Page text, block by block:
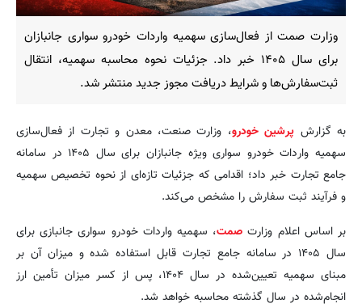
وزارت صمت از فعال‌سازی سهمیه واردات خودرو سواری جانبازان
برای سال ۱۴۰۵ خبر داد. جزئیات نحوه محاسبه سهمیه، انتقال
ثبت‌سفارش‌ها و شرایط دریافت مجوز جدید منتشر شد.
به گزارش پرشین خودرو، وزارت صنعت، معدن و تجارت از فعال‌سازی
سهمیه واردات خودرو سواری ویژه جانبازان برای سال ۱۴۰۵ در سامانه
جامع تجارت خبر داد؛ اقدامی که جزئیات تازه‌ای از نحوه تخصیص سهمیه
و فرآیند ثبت سفارش را مشخص می‌کند.
بر اساس اعلام وزارت صمت، سهمیه واردات خودرو سواری جانبازی برای
سال ۱۴۰۵ در سامانه جامع تجارت قابل استفاده شده و میزان آن بر
مبنای سهمیه تعیین‌شده در سال ۱۴۰۴، پس از کسر میزان تأمین ارز
انجام‌شده در سال گذشته محاسبه خواهد شد.